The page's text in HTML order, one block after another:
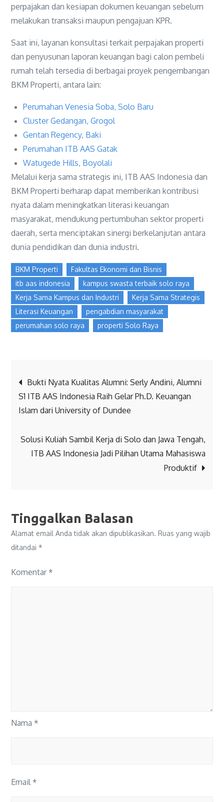
perpajakan dan kesiapan dokumen keuangan sebelum
melakukan transaksi maupun pengajuan KPR.
Saat ini, layanan konsultasi terkait perpajakan properti
dan penyusunan laporan keuangan bagi calon pembeli
rumah telah tersedia di berbagai proyek pengembangan
BKM Properti, antara lain:
Perumahan Venesia Soba, Solo Baru
Cluster Gedangan, Grogol
Gentan Regency, Baki
Perumahan ITB AAS Gatak
Watugede Hills, Boyolali
Melalui kerja sama strategis ini, ITB AAS Indonesia dan
BKM Properti berharap dapat memberikan kontribusi
nyata dalam meningkatkan literasi keuangan
masyarakat, mendukung pertumbuhan sektor properti
daerah, serta menciptakan sinergi berkelanjutan antara
dunia pendidikan dan dunia industri.
BKM Properti
Fakultas Ekonomi dan Bisnis
itb aas indonesia
kampus swasta terbaik solo raya
Kerja Sama Kampus dan Industri
Kerja Sama Strategis
Literasi Keuangan
pengabdian masyarakat
perumahan solo raya
properti Solo Raya
Bukti Nyata Kualitas Alumni: Serly Andini, Alumni
S1 ITB AAS Indonesia Raih Gelar Ph.D. Keuangan
Islam dari University of Dundee
Solusi Kuliah Sambil Kerja di Solo dan Jawa Tengah,
ITB AAS Indonesia Jadi Pilihan Utama Mahasiswa
Produktif
Tinggalkan Balasan
Alamat email Anda tidak akan dipublikasikan. Ruas yang wajib
ditandai*
Komentar *
Nama *
Email *